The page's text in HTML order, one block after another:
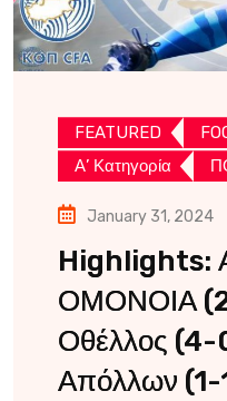
FEATURED
Α’ Κατηγορία
January 31, 2024
Highlights:
ΟΜΟΝΟΙΑ
Οθέλλος
Απόλλων (1-